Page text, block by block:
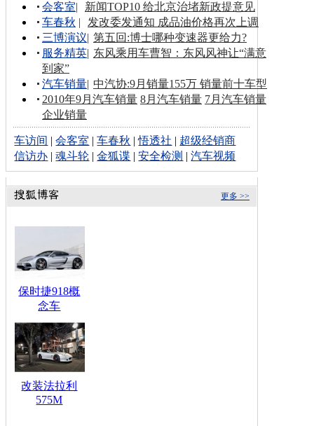
会客室|
新闻TOP10 给北京治堵新政提意见
车春秋 |
发改委发通知 成品油价格再次上调
三博演议| 第五回:博士哪种变速器更给力?
服务精英| 东风乘用车曹智：东风风神让“满意
到家”
汽车销量| 中汽协:9月销量155万 销量前十车型
2010年9月汽车销量 8月汽车销量 7月汽车销量
企业销量
车访间 |会客室 |车春秋 |悟透社 | 超级经销商
信访办 |魂斗轮 |金狐谍 |安全检测 |汽车视频
更多 >>
保时捷918概
念车
改装法拉利
575M